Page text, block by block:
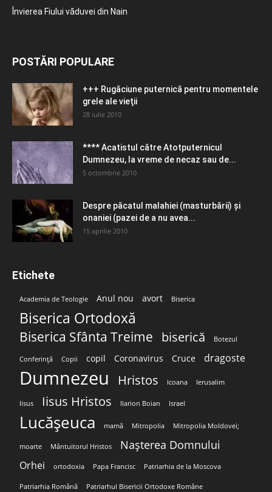
Învierea Fiului văduvei din Nain
POSTĂRI POPULARE
+++ Rugăciune puternică pentru momentele
grele ale vieţii
28 iulie 2010
**** Acatistul către Atotputernicul
Dumnezeu, la vreme de necaz sau de...
5 octombrie 2010
Despre păcatul malahiei (masturbării) şi
onaniei (pazei de a nu avea...
15 aprilie 2010
Etichete
Academia de Teologie Anul nou avort Biserica
Biserica Ortodoxă
Biserica Sfânta Treime biserică Botezul
Conferință Copii copil Coronavirus Cruce dragoste
Dumnezeu Hristos Icoana Ierusalim
Iisus Iisus Hristos Ilarion Boian Israel
Lucășeuca mamă Mitropolia Mitropolia Moldovei;
moarte Mântuitorul Hristos Nașterea Domnului
Orhei ortodoxia Papa Francisc Patriarhia de la Moscova
Patriarhia Română Patriarhul Bisericii Ortodoxe Române